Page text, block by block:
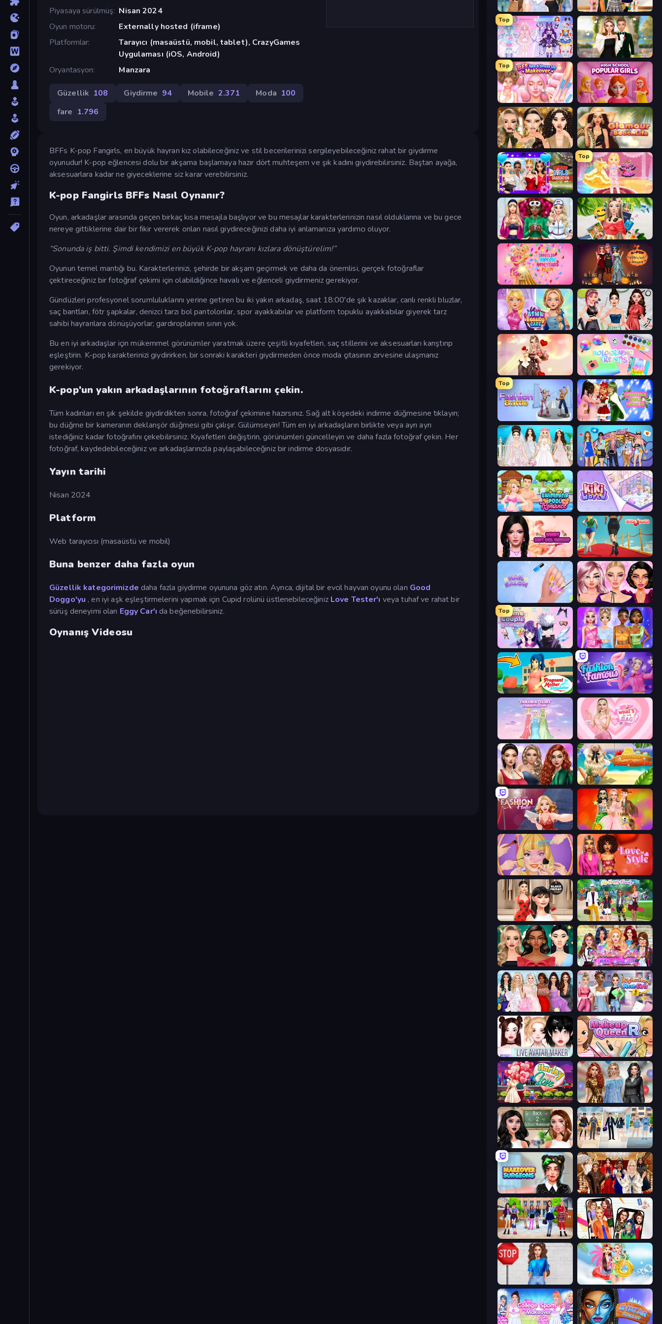
Piyasaya sürülmüş Nisan 2024
Oyun motoru
Externally hosted (iframe)
Platformlar
Tarayıcı (masaüstü, mobil, tablet), CrazyGames
Uygulaması (iOS, Android)
Oryantasyon
Manzara
Güzellik 108 Giydirme 94 Mobile 2.371 Moda 100
fare 1.796
BFFs K-pop Fangirls, en büyük hayran kız olabileceğiniz ve stil becerilerinizi sergileyebileceğiniz rahat bir giydirme
oyunudur! K-pop eğlencesi dolu bir akşama başlamaya hazır dört muhteşem ve şık kadını giydirebilirsiniz. Baştan ayağa,
aksesuarlara kadar ne giyeceklerine siz karar verebilirsiniz.
K-pop Fangirls BFFs Nasıl Oynanır?
Oyun, arkadaşlar arasında geçen birkaç kısa mesajla başlıyor ve bu mesajlar karakterlerinizin nasıl olduklarına ve bu gece
nereye gittiklerine dair bir fikir vererek onları nasıl giydireceğinizi daha iyi anlamanıza yardımcı oluyor.
“Sonunda iş bitti. Şimdi kendimizi en büyük K-pop hayranı kızlara dönüştürelim!”
Oyunun temel mantığı bu. Karakterlerinizi, şehirde bir akşam geçirmek ve daha da önemlisi, gerçek fotoğraflar
çektireceğiniz bir fotoğraf çekimi için olabildiğince havalı ve eğlenceli giydirmeniz gerekiyor.
Gündüzleri profesyonel sorumluluklarını yerine getiren bu iki yakın arkadaş, saat 18:00'de şık kazaklar, canlı renkli bluzlar,
saç bantları, fötr şapkalar, denizci tarzı bol pantolonlar, spor ayakkabılar ve platform topuklu ayakkabılar giyerek tarz
sahibi hayranlara dönüşüyorlar; gardıroplarının sınırı yok.
Bu en iyi arkadaşlar için mükemmel görünümler yaratmak üzere çeşitli kıyafetleri, saç stillerini ve aksesuarları karıştırıp
eşleştirin. K-pop karakterinizi giydirirken, bir sonraki karakteri giydirmeden önce moda çıtasının zirvesine ulaşmanız
gerekiyor.
K-pop'un yakın arkadaşlarının fotoğraflarını çekin.
Tüm kadınları en şık şekilde giydirdikten sonra, fotoğraf çekimine hazırsınız. Sağ alt köşedeki indirme düğmesine tıklayın;
bu düğme bir kameranın deklanşör düğmesi gibi çalışır. Gülümseyin! Tüm en iyi arkadaşların birlikte veya ayrı ayrı
istediğiniz kadar fotoğrafını çekebilirsiniz. Kıyafetleri değiştirin, görünümleri güncelleyin ve daha fazla fotoğraf çekin. Her
fotoğraf, kaydedebileceğiniz ve arkadaşlarınızla paylaşabileceğiniz bir indirme dosyasıdır.
Yayın tarihi
Nisan 2024
Platform
Web tarayıcısı (masaüstü ve mobil)
Buna benzer daha fazla oyun
Güzellik kategorimizde daha fazla giydirme oyununa göz atın. Ayrıca, dijital bir evcil hayvan oyunu olan Good
Doggo'yu , en iyi aşk eşleştirmelerini yapmak için Cupid rolünü üstlenebileceğiniz Love Tester'ı veya tuhaf ve rahat bir
sürüş deneyimi olan Eggy Car'ı da beğenebilirsiniz.
Oynanış Videosu
Fashion Week 2025 Back To School: Uniforms Edition
Top
Idol Livestream: Fashion Game Valentine's Day Proposal
Top
BFF Makeover - Spa & Dress Up
Autumn Glam Gala Glamour Beach Life
Mean Girls Graduation Day
Top
Royal Glow Princess Makeover
BFFs Luxury Loungewear Travel with Me: ASMR Edition
Dress To Impress: New Year's Party
ASMR Beauty Care Brat Girl Summer
GRWM Date Night Holographic Trends
Top
Fashion Battle Christmas Girls Dress Up
Model Wedding
Swimming Pool Romance KiKi World
Wendy Soft Girl Makeup Shoe Race
Nail Salon New Year Makeup Trends
Top
Anime Couple: Avatar Maker Monochrome Looks
Pregnant Mother Simulator Fashion Famous
Tailor Stylist: Fashion Diary What's In My Bag
Colored Denim Trends Summer Aesthetics
Fashion Holic Iconic Halloween Costumes
Extreme Makeover Love In Style
Shopaholic Black Friday Superstar Family Dress Up
New Year's Eve Makeup Superstar College Girls Makeover
Model Dress Up Girl Highschool Mean Girls 3
Live Avatar Maker: Girls Make Up Queen R
Harley Learns To Love Black Friday Mystery Sale
College Girl & Boy Makeover
Makeover Surgeons Royal Dress Up - Fashion Queen
High School BFFs: Girls Team Highschool Mean Girls 2
Street Style Fashion Ibiza Foam Party